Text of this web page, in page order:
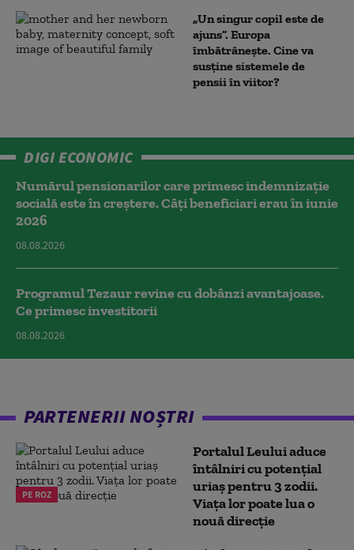
„Un singur copil este de
ajuns”. Europa
îmbătrânește. Cine va
susține sistemele de
pensii în viitor?
DIGI ECONOMIC
Numărul pensionarilor care primesc indemnizaţie
socială este în creștere. Câți beneficiari erau în iunie
2026
08.08.2026
Programul Tezaur revine cu dobânzi avantajoase.
Ce primesc investitorii
08.08.2026
PARTENERII NOȘTRI
PE ROZ
Portalul Leului aduce
întâlniri cu potențial
uriaș pentru 3 zodii.
Viața lor poate lua o
nouă direcție